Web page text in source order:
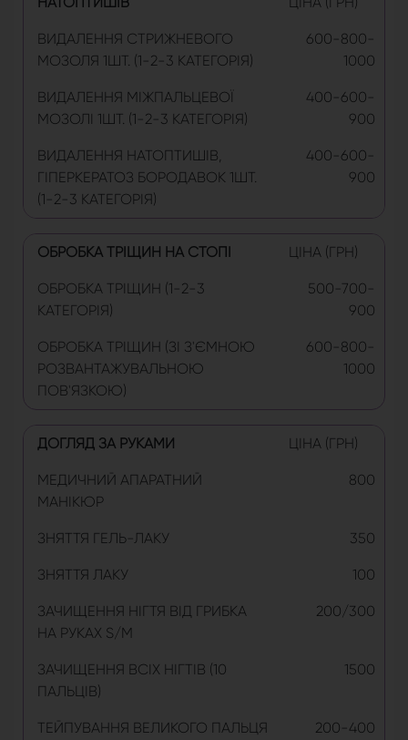
ВИДАЛЕННЯ СТРИЖНЕВОГО
МОЗОЛЯ 1ШТ. (1-2-3 КАТЕГОРІЯ)
600-800-
1000
ВИДАЛЕННЯ МІЖПАЛЬЦЕВОЇ
МОЗОЛІ 1ШТ. (1-2-3 КАТЕГОРІЯ)
400-600-
900
ВИДАЛЕННЯ НАТОПТИШІВ,
ГІПЕРКЕРАТОЗ БОРОДАВОК 1ШТ.
(1-2-3 КАТЕГОРІЯ)
400-600-
900
ОБРОБКА ТРІЩИН НА СТОПІ ЦІНА (ГРН)
ОБРОБКА ТРІЩИН (1-2-3
КАТЕГОРІЯ)
500-700-
900
ОБРОБКА ТРІЩИН (ЗІ З'ЄМНОЮ
РОЗВАНТАЖУВАЛЬНОЮ
ПОВ'ЯЗКОЮ)
600-800-
1000
ДОГЛЯД ЗА РУКАМИ ЦІНА (ГРН)
МЕДИЧНИЙ АПАРАТНИЙ
МАНІКЮР
800
ЗНЯТТЯ ГЕЛЬ-ЛАКУ 350
ЗНЯТТЯ ЛАКУ 100
ЗАЧИЩЕННЯ НІГТЯ ВІД ГРИБКА
НА РУКАХ S/M
200/300
ЗАЧИЩЕННЯ ВСІХ НІГТІВ (10
ПАЛЬЦІВ)
1500
ТЕЙПУВАННЯ ВЕЛИКОГО ПАЛЬЦЯ
200-400